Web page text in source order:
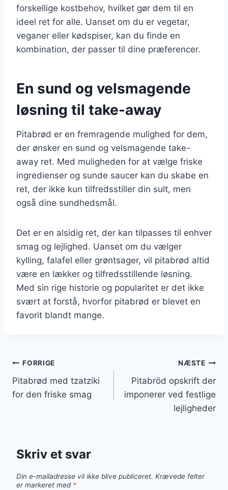
forskellige kostbehov, hvilket gør dem til en
ideel ret for alle. Uanset om du er vegetar,
veganer eller kødspiser, kan du finde en
kombination, der passer til dine præferencer.
En sund og velsmagende
løsning til take-away
Pitabrød er en fremragende mulighed for dem,
der ønsker en sund og velsmagende take-
away ret. Med muligheden for at vælge friske
ingredienser og sunde saucer kan du skabe en
ret, der ikke kun tilfredsstiller din sult, men
også dine sundhedsmål.
Det er en alsidig ret, der kan tilpasses til enhver
smag og lejlighed. Uanset om du vælger
kylling, falafel eller grøntsager, vil pitabrød altid
være en lækker og tilfredsstillende løsning.
Med sin rige historie og popularitet er det ikke
svært at forstå, hvorfor pitabrød er blevet en
favorit blandt mange.
Indlægsnavigation
FORRIGE
Pitabrød med tzatziki
for den friske smag
NÆSTE
Pitabröd opskrift der
imponerer ved festlige
lejligheder
Skriv et svar
Din e-mailadresse vil ikke blive publiceret. Krævede felter
er markeret med *